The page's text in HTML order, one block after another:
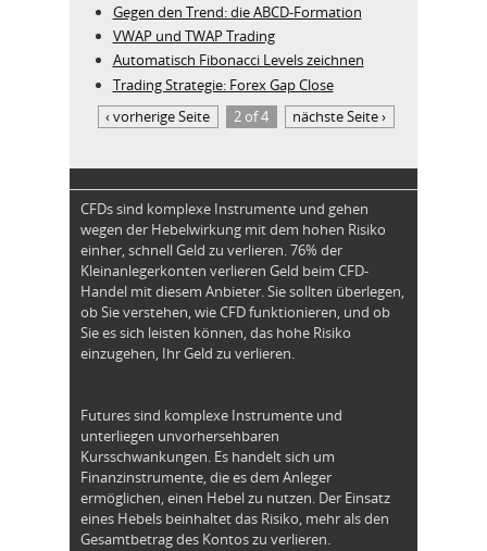
Gegen den Trend: die ABCD-Formation
VWAP und TWAP Trading
Automatisch Fibonacci Levels zeichnen
Trading Strategie: Forex Gap Close
‹ vorherige Seite
2 of 4 nächste Seite ›
CFDs sind komplexe Instrumente und gehen
wegen der Hebelwirkung mit dem hohen Risiko
einher, schnell Geld zu verlieren. 76% der
Kleinanlegerkonten verlieren Geld beim CFD-
Handel mit diesem Anbieter. Sie sollten überlegen,
ob Sie verstehen, wie CFD funktionieren, und ob
Sie es sich leisten können, das hohe Risiko
einzugehen, Ihr Geld zu verlieren.
Futures sind komplexe Instrumente und
unterliegen unvorhersehbaren
Kursschwankungen. Es handelt sich um
Finanzinstrumente, die es dem Anleger
ermöglichen, einen Hebel zu nutzen. Der Einsatz
eines Hebels beinhaltet das Risiko, mehr als den
Gesamtbetrag des Kontos zu verlieren.